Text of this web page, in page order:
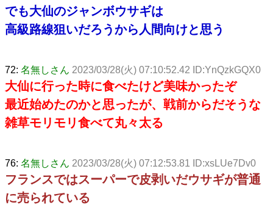
でも大仙のジャンボウサギは
高級路線狙いだろうから人間向けと思う
72: 名無しさん 2023/03/28(火) 07:10:52.42 ID:YnQzkGQX0
大仙に行った時に食べたけど美味かったぞ
最近始めたのかと思ったが、戦前からだそうな
雑草モリモリ食べて丸々太る
76: 名無しさん 2023/03/28(火) 07:12:53.81 ID:xsLUe7Dv0
フランスではスーパーで皮剥いだウサギが普通
に売られている